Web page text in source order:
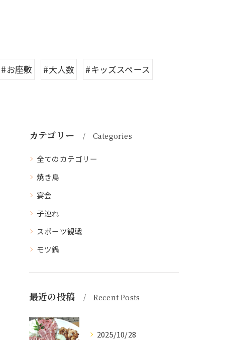
#お座敷 #大人数
#キッズスペース
カテゴリー Categories
全てのカテゴリー
焼き鳥
宴会
子連れ
スポーツ観戦
モツ鍋
最近の投稿 Recent Posts
2025/10/28